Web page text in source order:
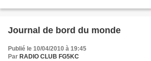
Journal de bord du monde
Publié le 10/04/2010 à 19:45
Par RADIO CLUB FG5KC